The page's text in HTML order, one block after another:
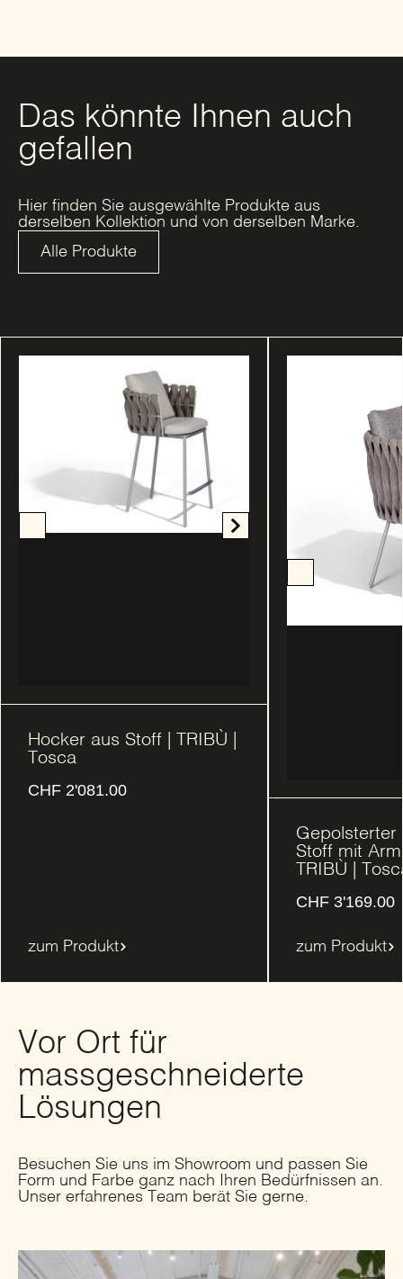
Das könnte Ihnen auch
gefallen
Hier finden Sie ausgewählte Produkte aus
derselben Kollektion und von derselben Marke.
Alle Produkte
Hocker aus Stoff | TRIBÙ |
Tosca
CHF 2'081.00
zum Produkt
Gepolsterter
Stoff mit
TRIBÙ |
CHF 3'169.00
zum Produkt
Vor Ort für
massgeschneiderte
Lösungen
Besuchen Sie uns im Showroom und passen Sie
Form und Farbe ganz nach Ihren Bedürfnissen an.
Unser erfahrenes Team berät Sie gerne.